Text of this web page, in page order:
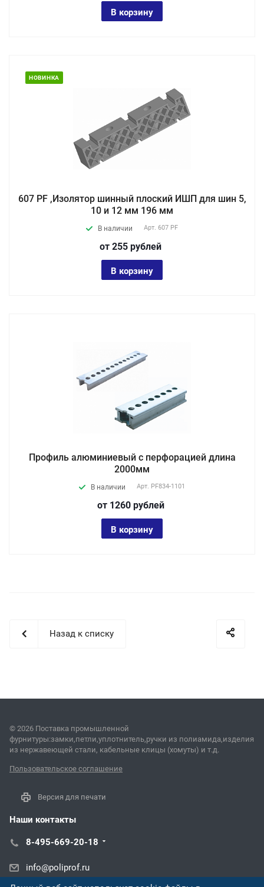
В корзину
НОВИНКА
607 PF ,Изолятор шинный плоский ИШП для шин 5,
10 и 12 мм 196 мм
В наличии Арт. 607 PF
от 255 рублей
В корзину
Профиль алюминиевый с перфорацией длина
2000мм
В наличии Арт. PF834-1101
от 1260 рублей
В корзину
Назад к списку
© 2026 Поставка промышленной
фурнитуры:замки,петли,уплотнитель,ручки из полиамида,изделия
из нержавеющей стали, кабельные клицы (хомуты) и т.д.
Пользовательское соглашение
Версия для печати
Наши контакты
8-495-669-20-18
info@poliprof.ru